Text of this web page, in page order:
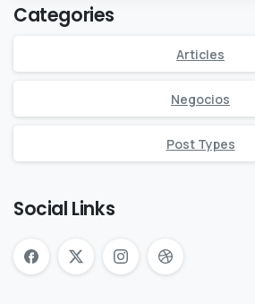
Categories
Articles
Negocios
Post Types
Social Links